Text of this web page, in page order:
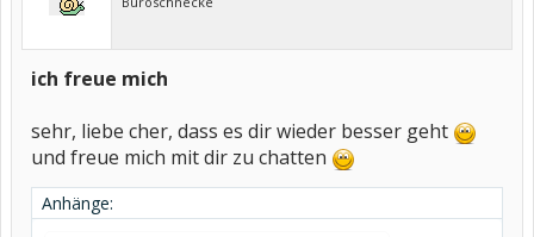
ich freue mich
sehr, liebe cher, dass es dir wieder besser geht
und freue mich mit dir zu chatten
Anhänge: